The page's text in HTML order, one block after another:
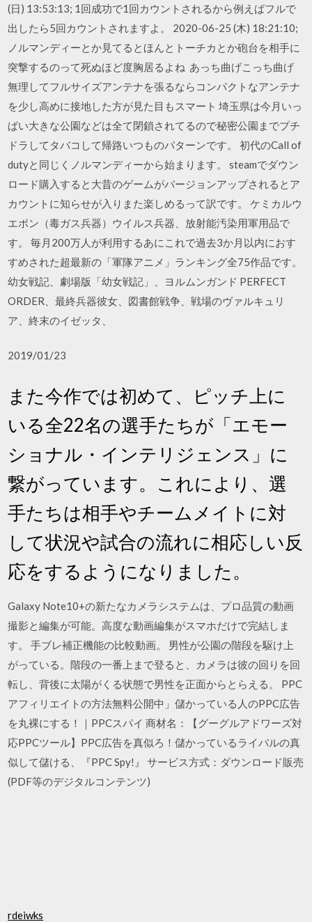
(日) 13:53:13; 1回成功で1回カウントされるから例えばフルで
出したら5回カウントされますよ。 2020-06-25 (木) 18:21:10;
ノルマンディーとか見てるとほんとトーチカとか砲台を相手に
突撃するのって死ぬほど度胸居るよね あっち曲げこっち曲げ
無理してフルサイズアンテナを張るならコンパクトなアンテナ
を少し高めに接地した方が見た目もスマート 埼玉県は今月いっ
ぱい大きな公園などは全て閉鎖されてるので秘密公園までプチ
ドラしてタバコして帰路いつものパターンです。 初代のCall of
dutyと同じくノルマンディーから始まります。 steamでダウン
ロード購入すると大昔のゲームがバージョンアップされるとア
カウントに知らせが入りまた楽しめるって訳です。 ケミカルウ
エポン（毒ガス兵器）ウイルス兵器、放射能汚染用軍用品で
す。 毎月200万人が利用するあにこれで過去3か月以内におす
すめされた超最新の「軍隊アニメ」ランキング全75作品です。
幼女戦記、劇場版「幼女戦記」、ヨルムンガンド PERFECT
ORDER、最終兵器彼女、図書館戦争、戦場のヴァルキュリ
ア、終末のイゼッタ、
2019/01/23
また今作では初めて、ピッチ上に
いる全22名の選手たちが「エモー
ショナル・インテリジェンス」に
繋がっています。これにより、選
手たちは相手やチームメイトに対
して状況や試合の流れに相応しい反
応をするようになりました。
Galaxy Note10+の新たなカメラシステムは、プロ品質の動画
撮影と編集が可能。高度な動画編集がスマホだけで完結しま
す。 手ブレ補正機能の比較動画。 男性が公園の階段を駆け上
がっている。階段の一番上まで登ると、カメラは彼の回りを回
転し、背後に太陽がくる状態で男性を正面からとらえる。 PPC
アフィリエイトの方法無料公開中」儲かっている人のPPC広告
を丸裸にする！｜PPCスパイ 商材名：【グーグルアドワーズ対
応PPCツール】PPC広告を真似ろ！儲かっているライバルの真
似して儲ける、『PPC Spy!』 サービス方式：ダウンロード販売
(PDF等のデジタルコンテンツ)
rdeiwks